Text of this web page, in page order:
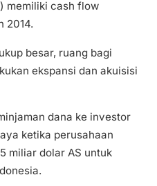
memiliki cash flow
2014.
besar, ruang bagi
ekspansi dan akuisisi
dana ke investor
ketika perusahaan
miliar dolar AS untuk